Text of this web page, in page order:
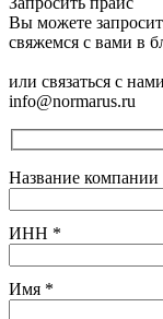
Вы можете
свяжемся с вами в
или связаться с
info@normarus.ru
Название компании
ИНН *
Имя *